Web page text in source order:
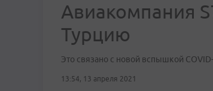
Авиакомпания
Турцию
Это связано с новой вспышкой
13:54, 13 апреля 2021